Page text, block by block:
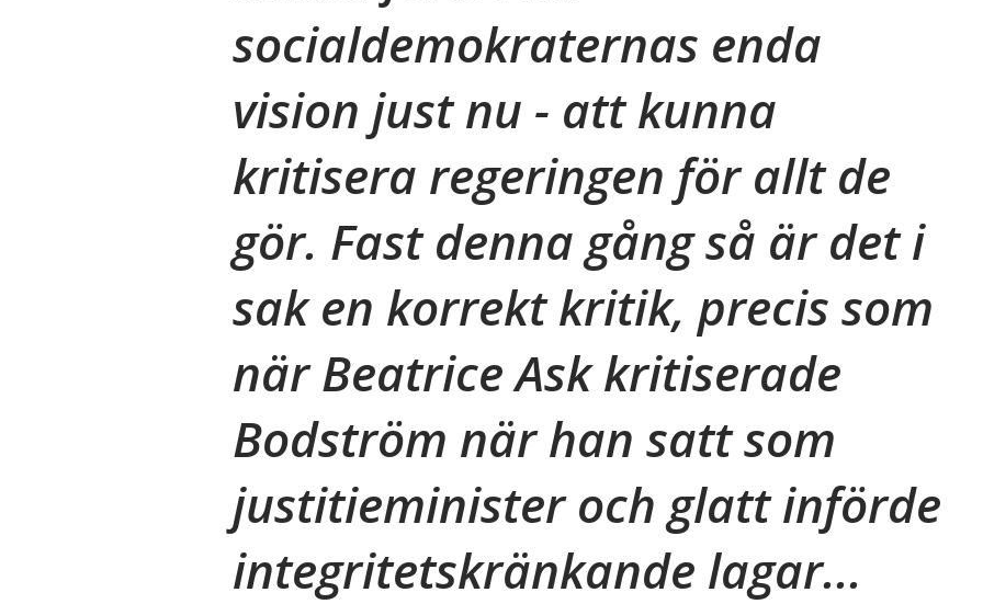
socialdemokraternas enda
vision just nu - att kunna
kritisera regeringen för allt de
gör. Fast denna gång så är det i
sak en korrekt kritik, precis som
när Beatrice Ask kritiserade
Bodström när han satt som
justitieminister och glatt införde
integritetskränkande lagar...